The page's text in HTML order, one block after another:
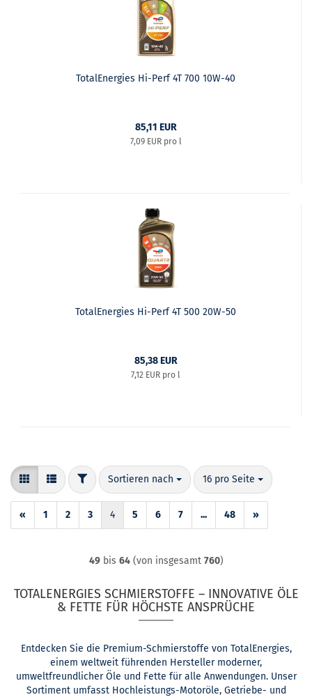
TotalEnergies Hi-Perf 4T 700 10W-40
85,11 EUR
7,09 EUR pro l
TotalEnergies Hi-Perf 4T 500 20W-50
85,38 EUR
7,12 EUR pro l
FILTERSortieren nach
Sortieren nach 16 pro Seite
pro Seite
« 1 2 3 4 5 6 7 ... 48 »
49bis 64(von insgesamt 760)
TOTALENERGIES SCHMIERSTOFFE – INNOVATIVE ÖLE
& FETTE FÜR HÖCHSTE ANSPRÜCHE
Entdecken Sie die Premium-Schmierstoffe von TotalEnergies,
einem weltweit führenden Hersteller moderner,
umweltfreundlicher Öle und Fette für alle Anwendungen. Unser
Sortiment umfasst Hochleistungs-Motoröle, Getriebe- und